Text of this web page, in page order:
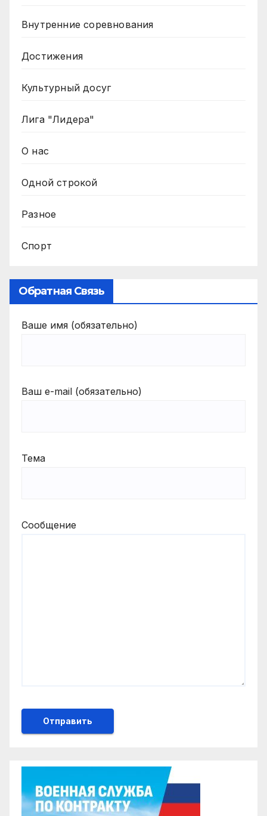
Внутренние соревнования
Достижения
Культурный досуг
Лига "Лидера"
О нас
Одной строкой
Разное
Спорт
Обратная Связь
Ваше имя (обязательно)
Ваш e-mail (обязательно)
Тема
Сообщение